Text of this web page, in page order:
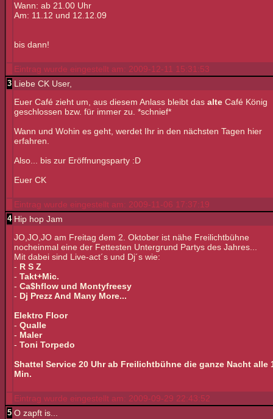
Wann: ab 21.00 Uhr
Am: 11.12 und 12.12.09
bis dann!
Eintrag wurde eingestellt am: 2009-12-11 15:31:53
3 Liebe CK User,
Euer Café zieht um, aus diesem Anlass bleibt das alte Café König
geschlossen bzw. für immer zu. *schnief*
Wann und Wohin es geht, werdet Ihr in den nächsten Tagen hier
erfahren.
Also... bis zur Eröffnungsparty :D
Euer CK
Eintrag wurde eingestellt am: 2009-11-06 17:37:19
4 Hip hop Jam
JO,JO,JO am Freitag dem 2. Oktober ist nähe Freilichtbühne
nocheinmal eine der Fettesten Untergrund Partys des Jahres...
Mit dabei sind Live-act´s und Dj´s wie:
- R S Z
- Takt+Mic.
- Ca$hflow und Montyfreesy
- Dj Prezz And Many More...
Elektro Floor
- Qualle
- Maler
- Toni Torpedo
Shattel Service 20 Uhr ab Freilichtbühne die ganze Nacht alle
Min.
Eintrag wurde eingestellt am: 2009-09-29 22:43:52
5 O zapft is...